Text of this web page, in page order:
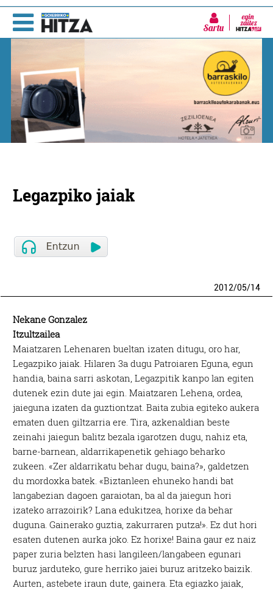
Sartu
Legazpiko jaiak
2012/05/14
Nekane Gonzalez
Itzultzailea
Maiatzaren Lehenaren bueltan izaten ditugu, oro har,
Legazpiko jaiak. Hilaren 3a dugu Patroiaren Eguna, egun
handia, baina sarri askotan, Legazpitik kanpo lan egiten
dutenek ezin dute jai egin. Maiatzaren Lehena, ordea,
jaieguna izaten da guztiontzat. Baita zubia egiteko aukera
ematen duen giltzarria ere. Tira, azkenaldian beste
zeinahi jaiegun balitz bezala igarotzen dugu, nahiz eta,
barne-barnean, aldarrikapenetik gehiago beharko
zukeen. «Zer aldarrikatu behar dugu, baina?», galdetzen
du mordoxka batek. «Biztanleen ehuneko handi bat
langabezian dagoen garaiotan, ba al da jaiegun hori
izateko arrazoirik? Lana edukitzea, horixe da behar
duguna. Gainerako guztia, zakurraren putza!». Ez dut hori
esaten dutenen aurka joko. Ez horixe! Baina gaur ez naiz
paper zuria belzten hasi langileen/langabeen egunari
buruz jarduteko, gure herriko jaiei buruz aritzeko baizik.
Aurten, astebete iraun dute, gainera. Eta egiazko jaiak,